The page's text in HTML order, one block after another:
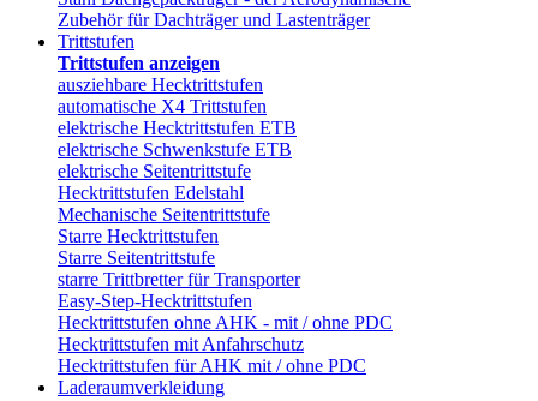
Zubehör für Dachträger und Lastenträger
Trittstufen
Trittstufen anzeigen
ausziehbare Hecktrittstufen
automatische X4 Trittstufen
elektrische Hecktrittstufen ETB
elektrische Schwenkstufe ETB
elektrische Seitentrittstufe
Hecktrittstufen Edelstahl
Mechanische Seitentrittstufe
Starre Hecktrittstufen
Starre Seitentrittstufe
starre Trittbretter für Transporter
Easy-Step-Hecktrittstufen
Hecktrittstufen ohne AHK - mit / ohne PDC
Hecktrittstufen mit Anfahrschutz
Hecktrittstufen für AHK mit / ohne PDC
Laderaumverkleidung